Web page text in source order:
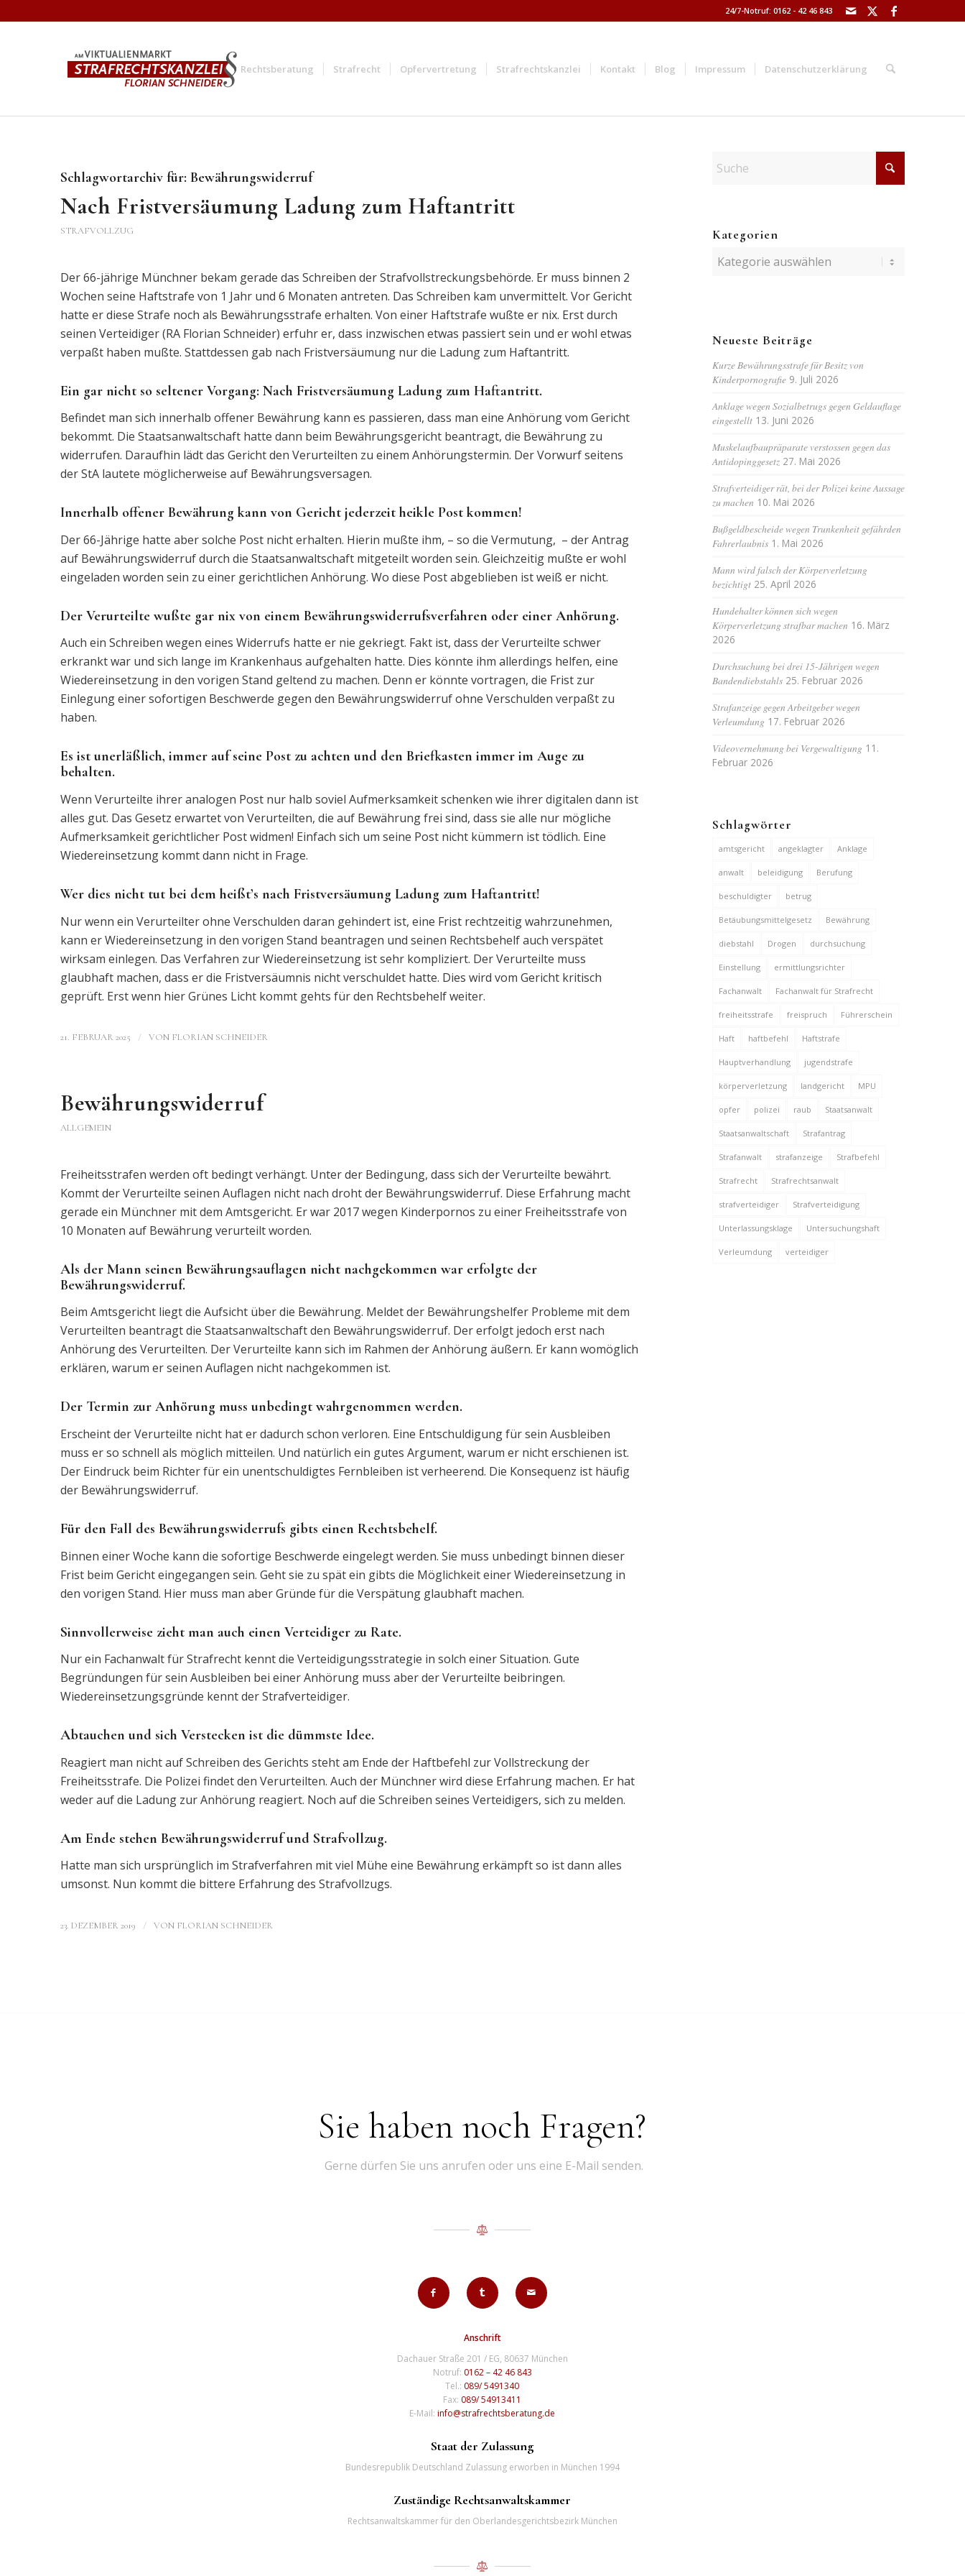
24/7-Notruf: 0162 - 42 46 843
Rechtsberatung Strafrecht Opfervertretung Strafrechtskanzlei Kontakt Blog Impressum Datenschutzerklärung
Schlagwortarchiv für: Bewährungswiderruf
Nach Fristversäumung Ladung zum Haftantritt
STRAFVOLLZUG
Der 66-jährige Münchner bekam gerade das Schreiben der Strafvollstreckungsbehörde. Er muss binnen 2
Wochen seine Haftstrafe von 1 Jahr und 6 Monaten antreten. Das Schreiben kam unvermittelt. Vor Gericht
hatte er diese Strafe noch als Bewährungsstrafe erhalten. Von einer Haftstrafe wußte er nix. Erst durch
seinen Verteidiger (RA Florian Schneider) erfuhr er, dass inzwischen etwas passiert sein und er wohl etwas
verpaßt haben mußte. Stattdessen gab nach Fristversäumung nur die Ladung zum Haftantritt.
Ein gar nicht so seltener Vorgang: Nach Fristversäumung Ladung zum Haftantritt.
Befindet man sich innerhalb offener Bewährung kann es passieren, dass man eine Anhörung vom Gericht
bekommt. Die Staatsanwaltschaft hatte dann beim Bewährungsgericht beantragt, die Bewährung zu
widerrufen. Daraufhin lädt das Gericht den Verurteilten zu einem Anhörungstermin. Der Vorwurf seitens
der StA lautete möglicherweise auf Bewährungsversagen.
Innerhalb offener Bewährung kann von Gericht jederzeit heikle Post kommen!
Der 66-Jährige hatte aber solche Post nicht erhalten. Hierin mußte ihm, – so die Vermutung, – der Antrag
auf Bewährungswiderruf durch die Staatsanwaltschaft mitgeteilt worden sein. Gleichzeitig mußte er wohl
eingeladen worden sein zu einer gerichtlichen Anhörung. Wo diese Post abgeblieben ist weiß er nicht.
Der Verurteilte wußte gar nix von einem Bewährungswiderrufsverfahren oder einer Anhörung.
Auch ein Schreiben wegen eines Widerrufs hatte er nie gekriegt. Fakt ist, dass der Verurteilte schwer
erkrankt war und sich lange im Krankenhaus aufgehalten hatte. Dies könnte ihm allerdings helfen, eine
Wiedereinsetzung in den vorigen Stand geltend zu machen. Denn er könnte vortragen, die Frist zur
Einlegung einer sofortigen Beschwerde gegen den Bewährungswiderruf ohne Verschulden verpaßt zu
haben.
Es ist unerläßlich, immer auf seine Post zu achten und den Briefkasten immer im Auge zu
behalten.
Wenn Verurteilte ihrer analogen Post nur halb soviel Aufmerksamkeit schenken wie ihrer digitalen dann ist
alles gut. Das Gesetz erwartet von Verurteilten, die auf Bewährung frei sind, dass sie alle nur mögliche
Aufmerksamkeit gerichtlicher Post widmen! Einfach sich um seine Post nicht kümmern ist tödlich. Eine
Wiedereinsetzung kommt dann nicht in Frage.
Wer dies nicht tut bei dem heißt’s nach Fristversäumung Ladung zum Haftantritt!
Nur wenn ein Verurteilter ohne Verschulden daran gehindert ist, eine Frist rechtzeitig wahrzunehmen,
kann er Wiedereinsetzung in den vorigen Stand beantragen und seinen Rechtsbehelf auch verspätet
wirksam einlegen. Das Verfahren zur Wiedereinsetzung ist sehr kompliziert. Der Verurteilte muss
glaubhaft machen, dass er die Fristversäumnis nicht verschuldet hatte. Dies wird vom Gericht kritisch
geprüft. Erst wenn hier Grünes Licht kommt gehts für den Rechtsbehelf weiter.
21. FEBRUAR 2025 / VON FLORIAN SCHNEIDER
Bewährungswiderruf
ALLGEMEIN
Freiheitsstrafen werden oft bedingt verhängt. Unter der Bedingung, dass sich der Verurteilte bewährt.
Kommt der Verurteilte seinen Auflagen nicht nach droht der Bewährungswiderruf. Diese Erfahrung macht
gerade ein Münchner mit dem Amtsgericht. Er war 2017 wegen Kinderpornos zu einer Freiheitsstrafe von
10 Monaten auf Bewährung verurteilt worden.
Als der Mann seinen Bewährungsauflagen nicht nachgekommen war erfolgte der
Bewährungswiderruf.
Beim Amtsgericht liegt die Aufsicht über die Bewährung. Meldet der Bewährungshelfer Probleme mit dem
Verurteilten beantragt die Staatsanwaltschaft den Bewährungswiderruf. Der erfolgt jedoch erst nach
Anhörung des Verurteilten. Der Verurteilte kann sich im Rahmen der Anhörung äußern. Er kann womöglich
erklären, warum er seinen Auflagen nicht nachgekommen ist.
Der Termin zur Anhörung muss unbedingt wahrgenommen werden.
Erscheint der Verurteilte nicht hat er dadurch schon verloren. Eine Entschuldigung für sein Ausbleiben
muss er so schnell als möglich mitteilen. Und natürlich ein gutes Argument, warum er nicht erschienen ist.
Der Eindruck beim Richter für ein unentschuldigtes Fernbleiben ist verheerend. Die Konsequenz ist häufig
der Bewährungswiderruf.
Für den Fall des Bewährungswiderrufs gibts einen Rechtsbehelf.
Binnen einer Woche kann die sofortige Beschwerde eingelegt werden. Sie muss unbedingt binnen dieser
Frist beim Gericht eingegangen sein. Geht sie zu spät ein gibts die Möglichkeit einer Wiedereinsetzung in
den vorigen Stand. Hier muss man aber Gründe für die Verspätung glaubhaft machen.
Sinnvollerweise zieht man auch einen Verteidiger zu Rate.
Nur ein Fachanwalt für Strafrecht kennt die Verteidigungsstrategie in solch einer Situation. Gute
Begründungen für sein Ausbleiben bei einer Anhörung muss aber der Verurteilte beibringen.
Wiedereinsetzungsgründe kennt der Strafverteidiger.
Abtauchen und sich Verstecken ist die dümmste Idee.
Reagiert man nicht auf Schreiben des Gerichts steht am Ende der Haftbefehl zur Vollstreckung der
Freiheitsstrafe. Die Polizei findet den Verurteilten. Auch der Münchner wird diese Erfahrung machen. Er hat
weder auf die Ladung zur Anhörung reagiert. Noch auf die Schreiben seines Verteidigers, sich zu melden.
Am Ende stehen Bewährungswiderruf und Strafvollzug.
Hatte man sich ursprünglich im Strafverfahren mit viel Mühe eine Bewährung erkämpft so ist dann alles
umsonst. Nun kommt die bittere Erfahrung des Strafvollzugs.
23. DEZEMBER 2019 / VON FLORIAN SCHNEIDER
Kategorien
Kategorien
Neueste Beiträge
Kurze Bewährungsstrafe für Besitz von
Kinderpornografie 9. Juli 2026
Anklage wegen Sozialbetrugs gegen Geldauflage
eingestellt 13. Juni 2026
Muskelaufbaupräparate verstossen gegen das
Antidopinggesetz 27. Mai 2026
Strafverteidiger rät, bei der Polizei keine Aussage
zu machen 10. Mai 2026
Bußgeldbescheide wegen Trunkenheit gefährden
Fahrerlaubnis 1. Mai 2026
Mann wird falsch der Körperverletzung
bezichtigt 25. April 2026
Hundehalter können sich wegen
Körperverletzung strafbar machen 16. März
2026
Durchsuchung bei drei 15-Jährigen wegen
Bandendiebstahls 25. Februar 2026
Strafanzeige gegen Arbeitgeber wegen
Verleumdung 17. Februar 2026
Videovernehmung bei Vergewaltigung 11.
Februar 2026
Schlagwörter
amtsgericht angeklagter Anklage
anwalt beleidigung Berufung
beschuldigter betrug
Betäubungsmittelgesetz Bewährung
diebstahl Drogen durchsuchung
Einstellung ermittlungsrichter
Fachanwalt Fachanwalt für Strafrecht
freiheitsstrafe freispruch Führerschein
Haft haftbefehl Haftstrafe
Hauptverhandlung jugendstrafe
körperverletzung landgericht MPU
opfer polizei raub Staatsanwalt
Staatsanwaltschaft Strafantrag
Strafanwalt strafanzeige Strafbefehl
Strafrecht Strafrechtsanwalt
strafverteidiger Strafverteidigung
Unterlassungsklage Untersuchungshaft
Verleumdung verteidiger
Sie haben noch Fragen?
Gerne dürfen Sie uns anrufen oder uns eine E-Mail senden.
Anschrift
Dachauer Straße 201 / EG, 80637 München
Notruf: 0162 – 42 46 843
Tel.: 089/ 5491340
Fax: 089/ 54913411
E-Mail:info@strafrechtsberatung.de
Staat der Zulassung
Bundesrepublik Deutschland Zulassung erworben in München 1994
Zuständige Rechtsanwaltskammer
Rechtsanwaltskammer für den Oberlandesgerichtsbezirk München